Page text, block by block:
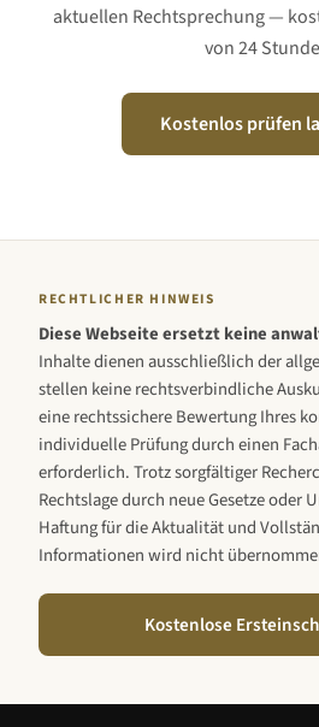
aktuellen Rechtsprechung —
von 24
Kostenlos prüfen
RECHTLICHER HINWEIS
Diese Webseite ersetzt keine
Inhalte dienen ausschließlich der
stellen keine rechtsverbindliche
eine rechtssichere Bewertung Ihres
individuelle Prüfung durch einen
erforderlich. Trotz sorgfältiger
Rechtslage durch neue Gesetze oder
Haftung für die Aktualität und
Informationen wird nicht
Kostenlose